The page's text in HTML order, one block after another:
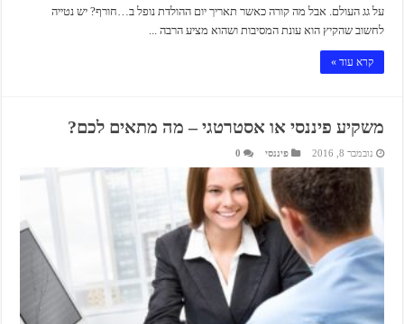
על גג העולם. אבל מה קורה כאשר תאריך יום ההולדת נופל ב…חורף? יש נטייה
לחשוב שהקיץ הוא עונת המסיבות ושהוא מציע הרבה ...
קרא עוד »
משקיע פיננסי או אסטרטגי – מה מתאים לכם?
נובמבר 8, 2016 פיננסי 0